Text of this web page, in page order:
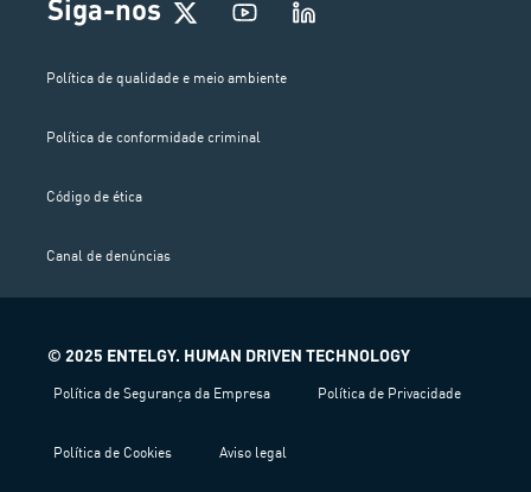
Siga-nos
Política de qualidade e meio ambiente
Política de conformidade criminal
Código de ética
Canal de denúncias
© 2025 ENTELGY. HUMAN DRIVEN TECHNOLOGY
Política de Segurança da Empresa Política de Privacidade
Política de Cookies Aviso legal